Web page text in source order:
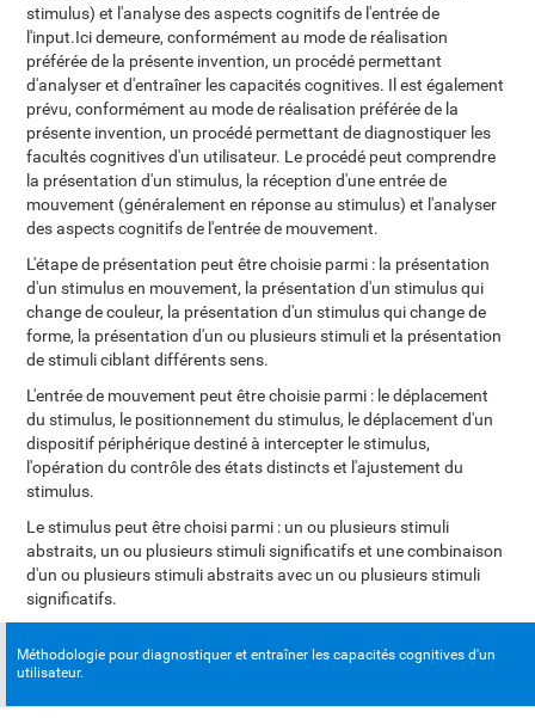
stimulus) et l'analyse des aspects cognitifs de l'entrée de
l'input.Ici demeure, conformément au mode de réalisation
préférée de la présente invention, un procédé permettant
d'analyser et d'entraîner les capacités cognitives. Il est également
prévu, conformément au mode de réalisation préférée de la
présente invention, un procédé permettant de diagnostiquer les
facultés cognitives d'un utilisateur. Le procédé peut comprendre
la présentation d'un stimulus, la réception d'une entrée de
mouvement (généralement en réponse au stimulus) et l'analyser
des aspects cognitifs de l'entrée de mouvement.
L'étape de présentation peut être choisie parmi : la présentation
d'un stimulus en mouvement, la présentation d'un stimulus qui
change de couleur, la présentation d'un stimulus qui change de
forme, la présentation d'un ou plusieurs stimuli et la présentation
de stimuli ciblant différents sens.
L'entrée de mouvement peut être choisie parmi : le déplacement
du stimulus, le positionnement du stimulus, le déplacement d'un
dispositif périphérique destiné à intercepter le stimulus,
l'opération du contrôle des états distincts et l'ajustement du
stimulus.
Le stimulus peut être choisi parmi : un ou plusieurs stimuli
abstraits, un ou plusieurs stimuli significatifs et une combinaison
d'un ou plusieurs stimuli abstraits avec un ou plusieurs stimuli
significatifs.
Méthodologie pour diagnostiquer et entraîner les capacités cognitives d'un
utilisateur.